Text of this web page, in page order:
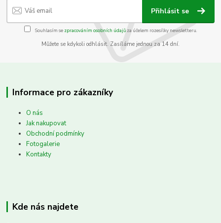
Přihlásit se
Souhlasím se zpracováním osobních údajůza účelem rozesílky newsletteru.
Můžete se kdykoli odhlásit. Zasíláme jednou za 14 dní.
Informace pro zákazníky
O nás
Jak nakupovat
Obchodní podmínky
Fotogalerie
Kontakty
Kde nás najdete